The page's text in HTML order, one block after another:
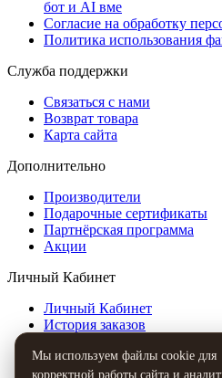
бот и AI вме
Согласие на обработку
Политика использования
Служба поддержки
Связаться с нами
Возврат товара
Карта сайта
Дополнительно
Производители
Подарочные сертификаты
Партнёрская программа
Акции
Личный Кабинет
Личный Кабинет
История заказов
Рассылка
Мы используем файлы cookie для
корректной работы сайта и